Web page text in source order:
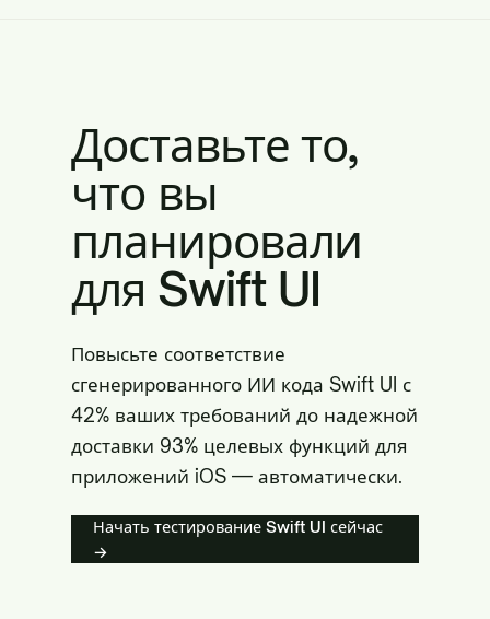
Доставьте то,
что вы
планировали
для Swift UI
Повысьте соответствие
сгенерированного ИИ кода Swift UI с
42% ваших требований до надежной
доставки 93% целевых функций для
приложений iOS — автоматически.
Начать тестирование Swift UI сейчас
→